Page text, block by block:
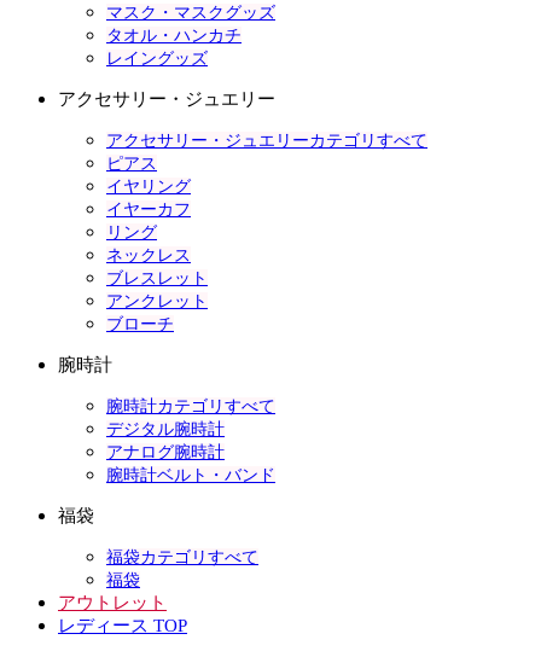
マスク・マスクグッズ
タオル・ハンカチ
レイングッズ
アクセサリー・ジュエリー
アクセサリー・ジュエリーカテゴリすべて
ピアス
イヤリング
イヤーカフ
リング
ネックレス
ブレスレット
アンクレット
ブローチ
腕時計
腕時計カテゴリすべて
デジタル腕時計
アナログ腕時計
腕時計ベルト・バンド
福袋
福袋カテゴリすべて
福袋
アウトレット
レディース TOP